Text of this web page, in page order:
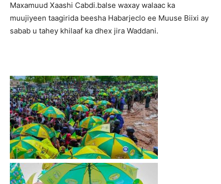
Maxamuud Xaashi Cabdi.balse waxay walaac ka
muujiyeen taagirida beesha Habarjeclo ee Muuse Biixi ay
sabab u tahey khilaaf ka dhex jira Waddani.